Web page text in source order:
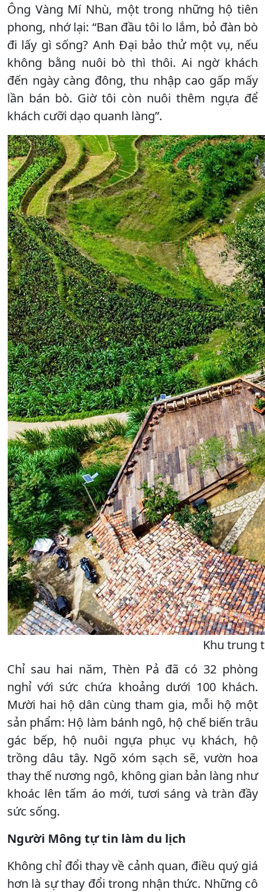
Ông Vàng Mí Nhù, một trong những hộ tiên
phong, nhớ lại: “Ban đầu tôi lo lắm, bỏ đàn bò
đi lấy gì sống? Anh Đại bảo thử một vụ, nếu
không bằng nuôi bò thì thôi. Ai ngờ khách
đến ngày càng đông, thu nhập cao gấp mấy
lần bán bò. Giờ tôi còn nuôi thêm ngựa để
khách cưỡi dạo quanh làng”.
Khu trung
Chỉ sau hai năm, Thèn Pả đã có 32 phòng
nghỉ với sức chứa khoảng dưới 100 khách.
Mười hai hộ dân cùng tham gia, mỗi hộ một
sản phẩm: Hộ làm bánh ngô, hộ chế biến trâu
gác bếp, hộ nuôi ngựa phục vụ khách, hộ
trồng dâu tây. Ngõ xóm sạch sẽ, vườn hoa
thay thế nương ngô, không gian bản làng như
khoác lên tấm áo mới, tươi sáng và tràn đầy
sức sống.
Người Mông tự tin làm du lịch
Không chỉ đổi thay về cảnh quan, điều quý giá
hơn là sự thay đổi trong nhận thức. Những cô